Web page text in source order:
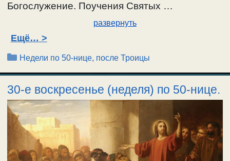
Богослужение. Поучения Святых …
развернуть
Ещё…
Рубрики
Недели по 50-нице, после Троицы
30-е воскресенье (неделя) по 50-нице.